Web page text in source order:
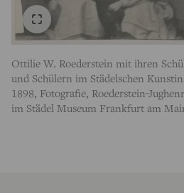
Ottilie W. Roederstein mit ihren
und Schülern im Städelschen
1898, Fotografie, Roederstein-
im Städel Museum Frankfurt am